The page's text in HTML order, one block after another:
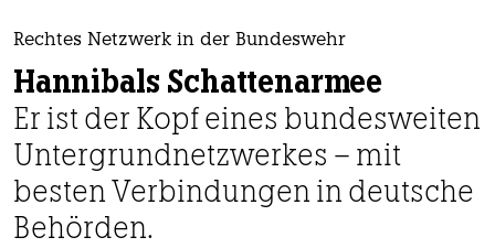
berlin
nord
wahrheit
verlag
verlag
Rechtes Netzwerk in der Bundeswehr
Hannibals Schattenarmee
Er ist der Kopf eines bundesweiten
Untergrundnetzwerkes – mit
besten Verbindungen in deutsche
Behörden.